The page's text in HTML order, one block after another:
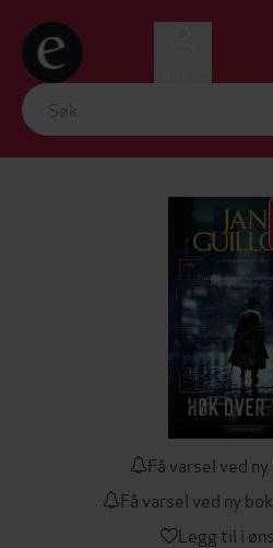
Få varsel ved
Få varsel ved ny
Legg til i